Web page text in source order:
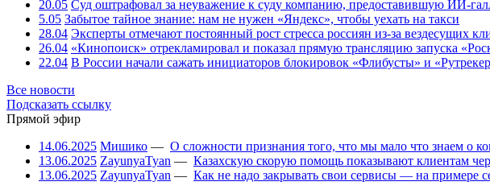
20.05 Суд оштрафовал за неуважение к суду компанию, предоставившую ИИ-
5.05 Забытое тайное знание: нам не нужен «Яндекс», чтобы уехать на такси
28.04 Эксперты отмечают постоянный рост стресса россиян из-за вездесущих
26.04 «Кинопоиск» отрекламировал и показал прямую трансляцию запуска
22.04 В России начали сажать инициаторов блокировок «Флибусты» и
Все новости
Подсказать ссылку
Прямой эфир
14.06.2025 Мишико — О сложности признания того, что мы мало что знаем о
13.06.2025 ZayunyaTyan — Казахскую скорую помощь показывают клиентам
13.06.2025 ZayunyaTyan — Как не надо закрывать свои сервисы — на примере